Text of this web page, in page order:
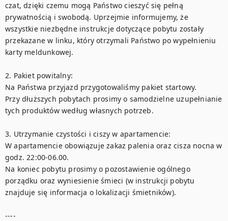
czat, dzięki czemu mogą Państwo cieszyć się pełną
prywatnością i swobodą. Uprzejmie informujemy, że
wszystkie niezbędne instrukcje dotyczące pobytu zostały
przekazane w linku, który otrzymali Państwo po wypełnieniu
karty meldunkowej.
2. Pakiet powitalny:
Na Państwa przyjazd przygotowaliśmy pakiet startowy.
Przy dłuższych pobytach prosimy o samodzielne uzupełnianie
tych produktów według własnych potrzeb.
3. Utrzymanie czystości i ciszy w apartamencie:
W apartamencie obowiązuje zakaz palenia oraz cisza nocna w
godz. 22:00-06.00.
Na koniec pobytu prosimy o pozostawienie ogólnego
porządku oraz wyniesienie śmieci (w instrukcji pobytu
znajduje się informacja o lokalizacji śmietników).
----